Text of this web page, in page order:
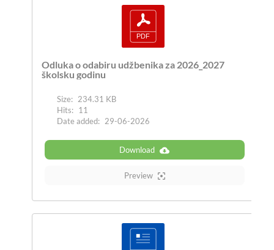
Odluka o odabiru udžbenika za 2026_2027
školsku godinu
Size: 234.31 KB
Hits: 11
Date added: 29-06-2026
Download
Preview